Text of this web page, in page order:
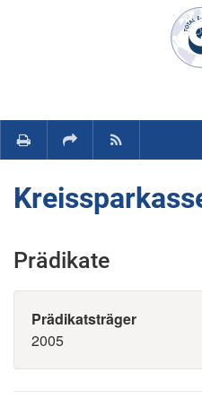
Navigation
Prädikate
Prädikatsträger
2005